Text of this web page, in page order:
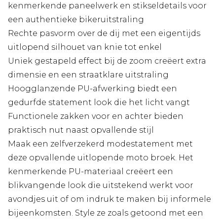
kenmerkende paneelwerk en stikseldetails voor
een authentieke bikeruitstraling
Rechte pasvorm over de dij met een eigentijds
uitlopend silhouet van knie tot enkel
Uniek gestapeld effect bij de zoom creëert extra
dimensie en een straatklare uitstraling
Hoogglanzende PU-afwerking biedt een
gedurfde statement look die het licht vangt
Functionele zakken voor en achter bieden
praktisch nut naast opvallende stijl
Maak een zelfverzekerd modestatement met
deze opvallende uitlopende moto broek. Het
kenmerkende PU-materiaal creëert een
blikvangende look die uitstekend werkt voor
avondjes uit of om indruk te maken bij informele
bijeenkomsten. Style ze zoals getoond met een